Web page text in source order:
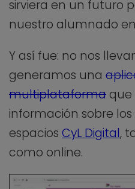
sirviera en un futuro
nuestro alumnado
Y así fue: no nos
generamos una
multiplataformaque
información sobre los
espacios CyL Digital,
como online.